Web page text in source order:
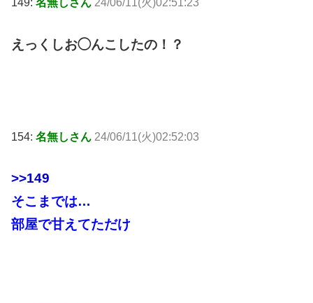
149: 名無しさん 24/06/11(火)02:51:23
えっくしお◯んこしたの！？
154: 名無しさん 24/06/11(火)02:52:03
>>149
そこまでは…
部屋で甘えてただけ